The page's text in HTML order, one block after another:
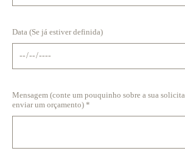
Data (Se já estiver definida)
Mensagem (conte um pouquinho sobre a sua
enviar um orçamento) *